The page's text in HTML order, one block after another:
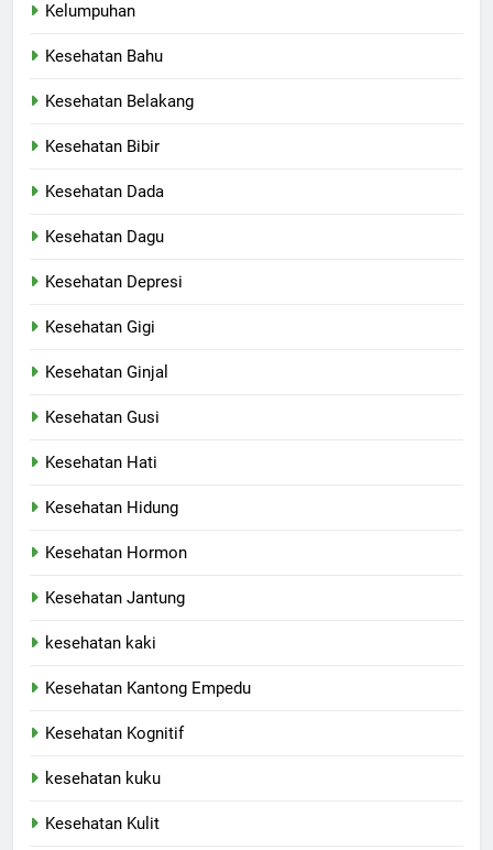
Kelumpuhan
Kesehatan Bahu
Kesehatan Belakang
Kesehatan Bibir
Kesehatan Dada
Kesehatan Dagu
Kesehatan Depresi
Kesehatan Gigi
Kesehatan Ginjal
Kesehatan Gusi
Kesehatan Hati
Kesehatan Hidung
Kesehatan Hormon
Kesehatan Jantung
kesehatan kaki
Kesehatan Kantong Empedu
Kesehatan Kognitif
kesehatan kuku
Kesehatan Kulit